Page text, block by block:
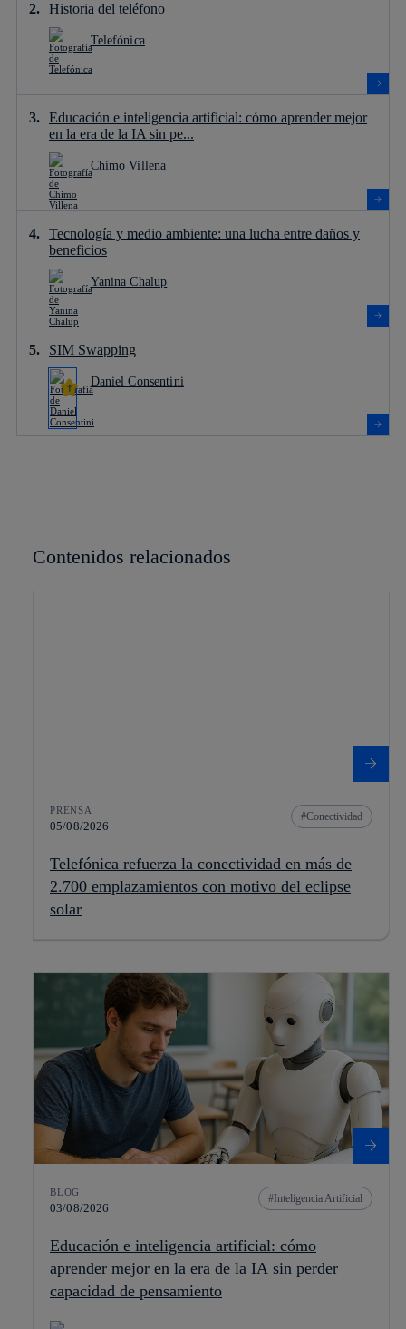
Historia del teléfono
Telefónica
Educación e inteligencia artificial: cómo aprender mejor
en la era de la IA sin pe...
Chimo Villena
Tecnología y medio ambiente: una lucha entre daños y
beneficios
Yanina Chalup
SIM Swapping
Daniel Consentini
Contenidos relacionados
PRENSA
05/08/2026
Conectividad
Telefónica refuerza la conectividad en más de
2.700 emplazamientos con motivo del eclipse
solar
BLOG
03/08/2026
Inteligencia Artificial
Educación e inteligencia artificial: cómo
aprender mejor en la era de la IA sin perder
capacidad de pensamiento